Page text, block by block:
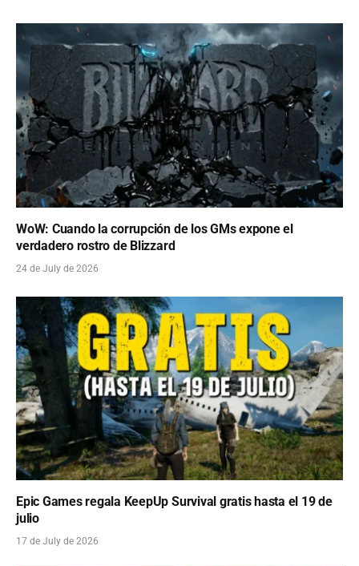
WoW: Cuando la corrupción de los GMs expone el
verdadero rostro de Blizzard
24 de July de 2026
Epic Games regala KeepUp Survival gratis hasta el 19 de
julio
17 de July de 2026